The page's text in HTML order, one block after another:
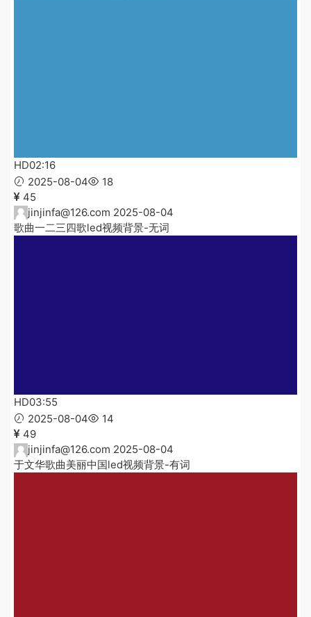
HD02:16
2025-08-04
18
45
jinjinfa@126.com 2025-08-04
歌曲一二三四歌led视频背景-无词
HD03:55
2025-08-04
14
49
jinjinfa@126.com 2025-08-04
于文华歌曲美丽中国led视频背景-有词